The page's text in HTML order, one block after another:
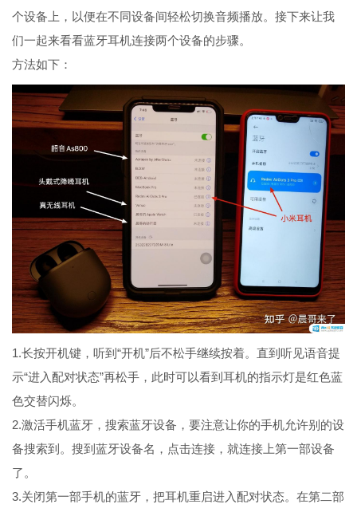
个设备上，以便在不同设备间轻松切换音频播放。接下来让我
们一起来看看蓝牙耳机连接两个设备的步骤。
方法如下：
1.长按开机键，听到“开机”后不松手继续按着。直到听见语音提
示“进入配对状态”再松手，此时可以看到耳机的指示灯是红色蓝
色交替闪烁。
2.激活手机蓝牙，搜索蓝牙设备，要注意让你的手机允许别的设
备搜索到。搜到蓝牙设备名，点击连接，就连接上第一部设备
了。
3.关闭第一部手机的蓝牙，把耳机重启进入配对状态。在第二部